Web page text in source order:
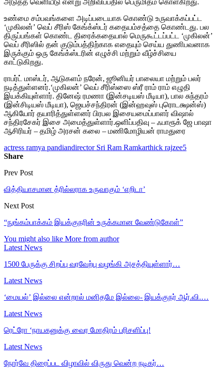
உண்மை சம்பவங்களை அடிப்படையாக கொண்டு உருவாக்கப்பட்ட
‘முகிலன்’ வெப் சீரிஸ் கேங்க்ஸ்டர் கதையம்சத்தை கொண்டது. பல
திருப்பங்கள் கொண்ட திரைக்கதையால் மெருகூட்டப்பட்ட ‘முகிலன்’
வெப் சீரிஸில் தன் குடும்பத்திற்காக எதையும் செய்ய துணிபவனாக
இருக்கும் ஒரு கேங்க்ஸ்டரின் எழுச்சி மற்றும் வீழ்ச்சியை
காட்டுகிறது.
ராபர்ட் மாஸ்டர், ஆடுகளம் நரேன், ஜூனியர் பாலையா மற்றும் பலர்
நடித்துள்ளனர்.‘முகிலன்’ வெப் சீரிஸ்ஸை ஸ்ரீ ராம் ராம் எழுதி
இயக்கியுள்ளார். தினேஷ் ரமணா (இன்சடியஸ் மீடியா), பால சுந்தரம்
(இன்சிடியஸ் மீடியா), ஜெயச்சந்திரன் (இன்ஹவுஸ் புரொடக்ஷன்ஸ்)
ஆகியோர் தயாரித்துள்ளனர் பிரபல இசையமைப்பாளர் விஷால்
சந்திரசேகர் இசை அமைத்துள்ளார்.ஒளிப்பதிவு – ஃபாரூக் ஜே பாஷா
ஆசிரியர் – தமிழ் அரசன் கலை – மணிமோழியன் ராமதுரை
actress ramya pandiandirector Sri Ram Ramkarthick rajzee5
Share
Prev Post
வித்தியாசமான த்ரில்லராக உருவாகும் ‘எறிடா’
Next Post
“நுங்கம்பாக்கம் இயக்குநரின் உருக்கமான வேண்டுகோள்”
You might also like More from author
Latest News
1500 பேருக்கு சிறப்பு வரவேற்பு வழங்கி அசத்தியுள்ளார்…
Latest News
‘மையல்’ இல்லை என்றால் மனிதமே இல்லை- இயக்குநர் ஆர்.வி.…
Latest News
ரெட்ரோ ‘நாயகனுக்கு வைர மோதிரம் பரிசளிப்பு!
Latest News
நோர்வே திரைப்பட விழாவில் விருது வென்ற நடிகர்…